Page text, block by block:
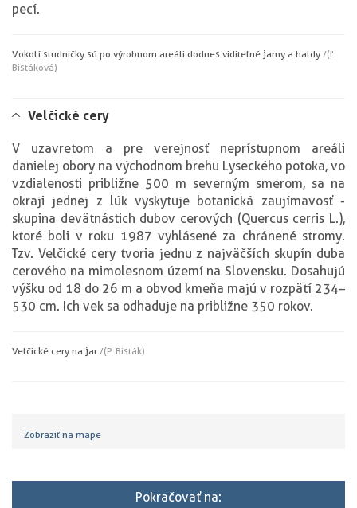
pecí.
V okolí studničky sú po výrobnom areáli dodnes viditeľné jamy a haldy /(Ľ.
Bistáková)
Velčické cery
V uzavretom a pre verejnosť neprístupnom areáli
danielej obory na východnom brehu Lyseckého potoka, vo
vzdialenosti približne 500 m severným smerom, sa na
okraji jednej z lúk vyskytuje botanická zaujímavosť -
skupina devätnástich dubov cerových (Quercus cerris L.),
ktoré boli v roku 1987 vyhlásené za chránené stromy.
Tzv. Velčické cery tvoria jednu z najväčších skupín duba
cerového na mimolesnom území na Slovensku. Dosahujú
výšku od 18 do 26 m a obvod kmeňa majú v rozpätí 234–
530 cm. Ich vek sa odhaduje na približne 350 rokov.
Velčické cery na jar /(P. Bisták)
Zobraziť na mape
Pokračovať na: